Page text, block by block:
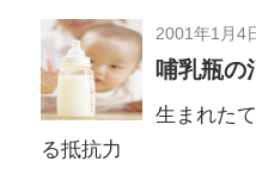
キ
ッ
プ
2001年1月4
哺乳瓶の
生まれた
る抵抗力